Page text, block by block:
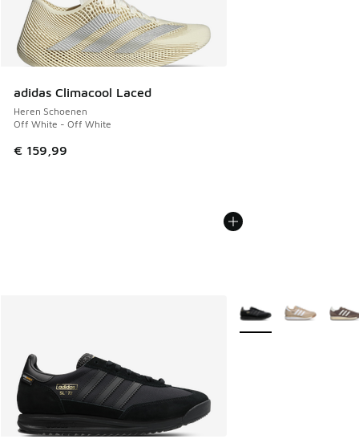
adidas Climacool Laced
Heren Schoenen
Off White - Off White
€ 159,99
Meer kleuren